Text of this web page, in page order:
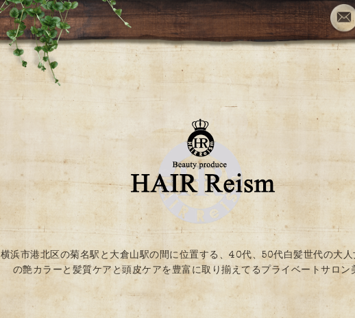
横浜市港北区の菊名駅と大倉山駅の間に位置する、40代、50代白髪世代の大
の艶カラーと髪質ケアと頭皮ケアを豊富に取り揃えてるプライベートサロン